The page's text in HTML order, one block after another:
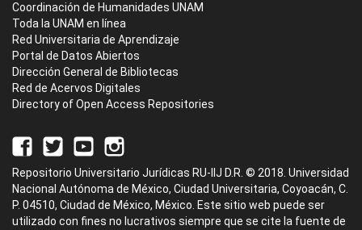
Coordinación de Humanidades UNAM
Toda la UNAM en línea
Red Universitaria de Aprendizaje
Portal de Datos Abiertos
Dirección General de Bibliotecas
Red de Acervos Digitales
Directory of Open Access Repositories
Repositorio Universitario Jurídicas RU-IIJ D.R. © 2018. Universidad
Nacional Autónoma de México, Ciudad Universitaria, Coyoacán, C.
P. 04510, Ciudad de México, México. Este sitio web puede ser
utilizado con fines no lucrativos siempre que se cite la fuente de